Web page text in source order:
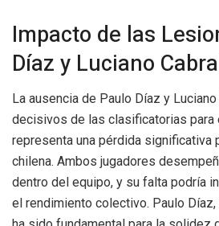
Impacto de las
Díaz y Luciano
La ausencia de Paulo Díaz y
decisivos de las clasificatorias para
representa una pérdida significativa
chilena. Ambos jugadores
dentro del equipo, y su falta podría
el rendimiento colectivo. Paulo